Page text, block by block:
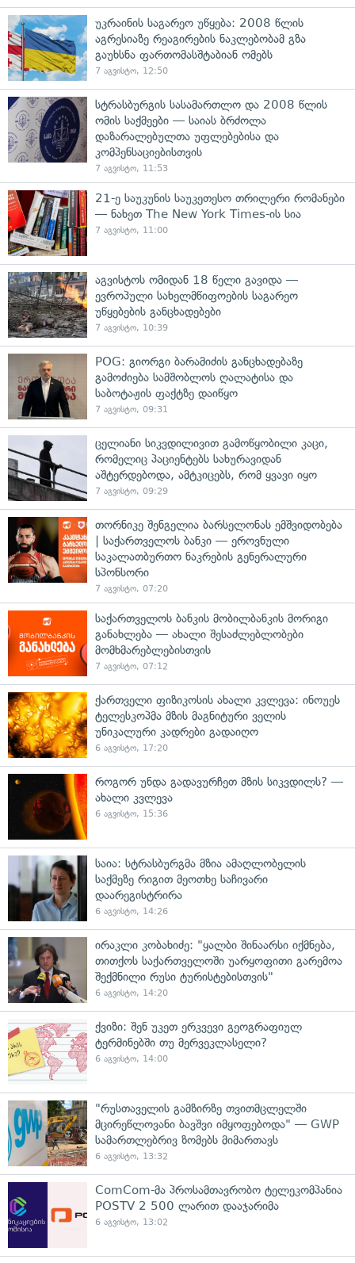
უკრაინის საგარეო უწყება: 2008 წლის
აგრესიაზე რეაგირების ნაკლებობამ გზა
გაუხსნა ფართომასშტაბიან ომებს
7 აგვისტო, 12:50
სტრასბურგის სასამართლო და 2008 წლის
ომის საქმეები — საიას ბრძოლა
დაზარალებულთა უფლებებისა და
კომპენსაციებისთვის
7 აგვისტო, 11:53
21-ე საუკუნის საუკეთესო თრილერი რომანები
— ნახეთ The New York Times-ის სია
7 აგვისტო, 11:00
აგვისტოს ომიდან 18 წელი გავიდა —
ევროპული სახელმწიფოების საგარეო
უწყებების განცხადებები
7 აგვისტო, 10:39
POG: გიორგი ბარამიძის განცხადებაზე
გამოძიება სამშობლოს ღალატისა და
საბოტაჟის ფაქტზე დაიწყო
7 აგვისტო, 09:31
ცელიანი სიკვდილივით გამოწყობილი კაცი,
რომელიც პაციენტებს სახურავიდან
აშტერდებოდა, ამტკიცებს, რომ ყვავი იყო
7 აგვისტო, 09:29
თორნიკე შენგელია ბარსელონას ემშვიდობება
| საქართველოს ბანკი — ეროვნული
საკალათბურთო ნაკრების გენერალური
სპონსორი
7 აგვისტო, 07:20
საქართველოს ბანკის მობილბანკის მორიგი
განახლება — ახალი შესაძლებლობები
მომხმარებლებისთვის
7 აგვისტო, 07:12
ქართველი ფიზიკოსის ახალი კვლევა: ინოუეს
ტელესკოპმა მზის მაგნიტური ველის
უნიკალური კადრები გადაიღო
6 აგვისტო, 17:20
როგორ უნდა გადავურჩეთ მზის სიკვდილს? —
ახალი კვლევა
6 აგვისტო, 15:36
საია: სტრასბურგმა მზია ამაღლობელის
საქმეზე რიგით მეოთხე საჩივარი
დაარეგისტრირა
6 აგვისტო, 14:26
ირაკლი კობახიძე: "ყალბი შინაარსი იქმნება,
თითქოს საქართველოში უარყოფითი გარემოა
შექმნილი რუსი ტურისტებისთვის"
6 აგვისტო, 14:20
ქვიზი: შენ უკეთ ერკვევი გეოგრაფიულ
ტერმინებში თუ მერვეკლასელი?
6 აგვისტო, 14:00
"რუსთაველის გამზირზე თვითმცლელში
მცირეწლოვანი ბავშვი იმყოფებოდა" — GWP
სამართლებრივ ზომებს მიმართავს
6 აგვისტო, 13:32
ComCom-მა პროსამთავრობო ტელეკომპანია
POSTV 2 500 ლარით დააჯარიმა
6 აგვისტო, 13:02